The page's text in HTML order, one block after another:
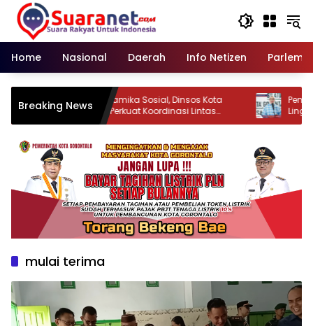
Langsung
konten
Home
Nasional Daerah Info Netizen
Breaking NewsHadapi Dinamika Sosial, Dinsos Kota
Gorontalo Perkuat Koordinasi Lintas
Sektor
Pemkot
mulai terima